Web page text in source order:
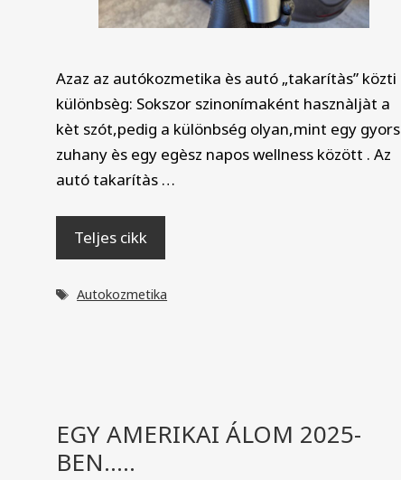
Azaz az autókozmetika ès autó „takarítàs” közti
különbsèg: Sokszor szinonímaként hasznàljàt a
kèt szót,pedig a különbség olyan,mint egy gyors
zuhany ès egy egèsz napos wellness között . Az
autó takarítàs …
Teljes cikk
Címkék
Autokozmetika
EGY AMERIKAI ÁLOM 2025-
BEN…..